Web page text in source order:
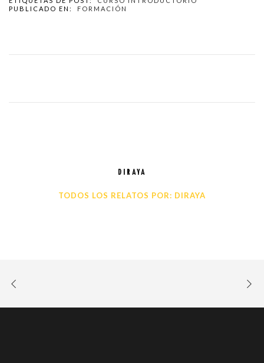
PUBLICADO EN:
FORMACIÓN
DIRAYA
TODOS LOS RELATOS POR: DIRAYA